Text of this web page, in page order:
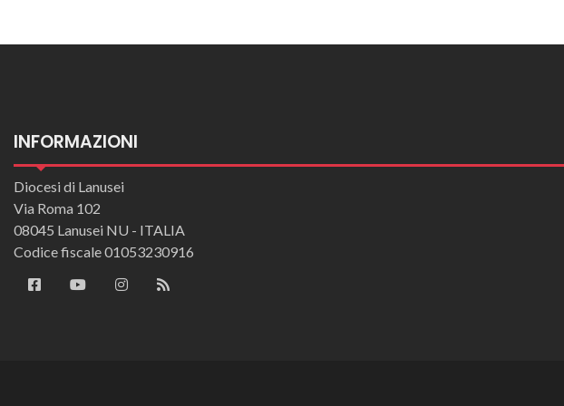
INFORMAZIONI
Diocesi di Lanusei
Via Roma 102
08045 Lanusei NU - ITALIA
Codice fiscale 01053230916